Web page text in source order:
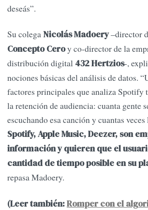
deseás”.
Su colegaNicolás Madoery–director
Concepto Ceroy co-director de la
distribución digital 432 Hertzios-,
nociones básicas del análisis de datos.
factores principales que analiza Spotify
la retención de audiencia: cuanta gente
escuchando esa canción y cuantas veces
Spotify, Apple Music, Deezer, son
información y quieren que el
cantidad de tiempo posible en su
repasa Madoery.
(Leer también:Romper con el